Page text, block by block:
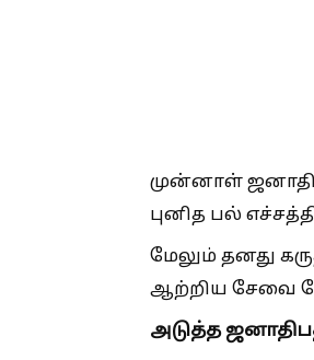
முன்னாள்
புனித பல்
மேலும் தனது
ஆற்றிய சேவை
அடுத்த